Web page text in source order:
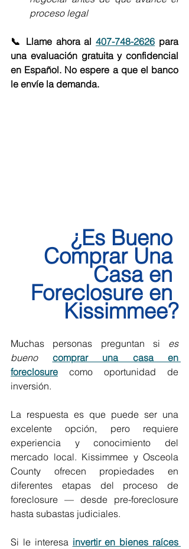
proceso legal
📞 Llame ahora al 407-748-2626 para
una evaluación gratuita y confidencial
en Español. No espere a que el banco
le envíe la demanda.
¿Es Bueno
Comprar Una
Casa en
Foreclosure en
Kissimmee?
Muchas personas preguntan si es
bueno comprar una casa en
foreclosure como oportunidad de
inversión.
La respuesta es que puede ser una
excelente opción, pero requiere
experiencia y conocimiento del
mercado local. Kissimmee y Osceola
County ofrecen propiedades en
diferentes etapas del proceso de
foreclosure — desde pre-foreclosure
hasta subastas judiciales.
Si le interesa invertir en bienes raíces